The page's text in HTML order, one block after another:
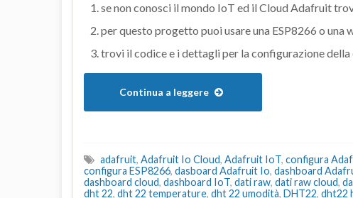
se non conosci il mondo IoT ed il Cloud Adafruit
per questo progetto puoi usare una ESP8266 o
trovi il codice e i dettagli per la configurazione della
Continua a leggere
adafruit, Adafruit Io Cloud, Adafruit IoT, configura
configura ESP8266, dasboard Adafruit Io, dashboard
dashboard cloud, dashboard IoT, dati raw, dati raw cloud,
dht 22, dht 22 temperature, dht 22 umodità, DHT22, dht22